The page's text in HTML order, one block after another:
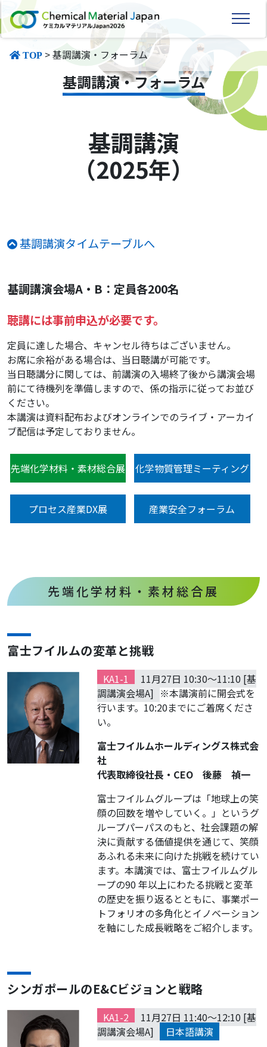
TOP > 基調講演・フォーラム
基調講演・フォーラム
基調講演
（2025年）
基調講演タイムテーブルへ
基調講演会場A・B：定員各200名
聴講には事前申込が必要です。
定員に達した場合、キャンセル待ちはございません。
お席に余裕がある場合は、当日聴講が可能です。
当日聴講分に関しては、前講演の入場終了後から講演会場
前にて待機列を準備しますので、係の指示に従ってお並び
ください。
本講演は資料配布およびオンラインでのライブ・アーカイ
ブ配信は予定しておりません。
先端化学材料・素材総合展 化学物質管理ミーティング
プロセス産業DX展 産業安全フォーラム
先端化学材料・素材総合展
富士フイルムの変革と挑戦
KA1-1
11月27日 10:30～11:10 [基
調講演会場A] ※本講演前に開会式を
行います。10:20までにご着席くださ
い。
富士フイルムホールディングス株式会
社
代表取締役社長・CEO 後藤 禎一
富士フイルムグループは「地球上の笑
顔の回数を増やしていく。」というグ
ループパーパスのもと、社会課題の解
決に貢献する価値提供を通じて、笑顔
あふれる未来に向けた挑戦を続けてい
ます。本講演では、富士フイルムグル
ープの90 年以上にわたる挑戦と変革
の歴史を振り返るとともに、事業ポー
トフォリオの多角化とイノベーション
を軸にした成長戦略をご紹介します。
シンガポールのE&Cビジョンと戦略
KA1-2
11月27日 11:40～12:10 [基
調講演会場A]
日本語講演